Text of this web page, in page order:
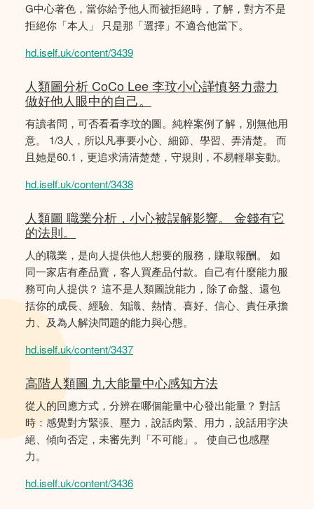
G中心著色，當你給予他人而被拒絕時，了解，對方不是
拒絕你「本人」 只是那「選擇」不適合他當下。
hd.iself.uk/content/3439
人類圖分析 CoCo Lee 李玟小心謹慎努力盡力
做好他人眼中的自己。
有讀者問，可否看看李玟的圖。純粹案例了解，別無他用
意。 1/3人，所以凡事要小心、細節、學習、弄清楚。 而
且她是60.1，更追求清清楚楚，守規則，不易輕舉妄動。
hd.iself.uk/content/3438
人類圖 職業分析，小心被誤解影響。 金錢有它
的法則。
人的職業，是向人提供他人想要的服務，賺取報酬。 如
同一家店有產品賣，客人買產品付款。自己有什麼能力服
務可向人提供？ 這不是人類圖說能力，除了命盤、還包
括你的成長、經驗、知識、熱情、喜好、信心、責任承擔
力、及為人解決問題的能力與心態。
hd.iself.uk/content/3437
高階人類圖 九大能量中心感知方法
從人的回應方式，分辨在哪個能量中心發出能量？ 對話
時：感覺對方緊張、壓力，說話肉緊、用力，說話用字決
絕、傾向否定，未審先判「不可能」。 使自己也感壓
力。
hd.iself.uk/content/3436